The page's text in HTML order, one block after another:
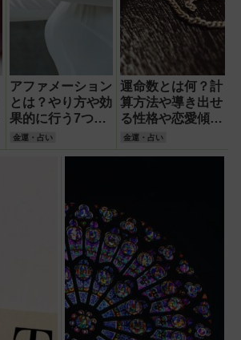
アファメーション
とは？やり方や効
果的に行う7つの
ポイント・例文を
金運・占い
運命数とは何？計
算方法や導き出せ
る性格や恋愛傾
向・相性数を徹底
金運・占い